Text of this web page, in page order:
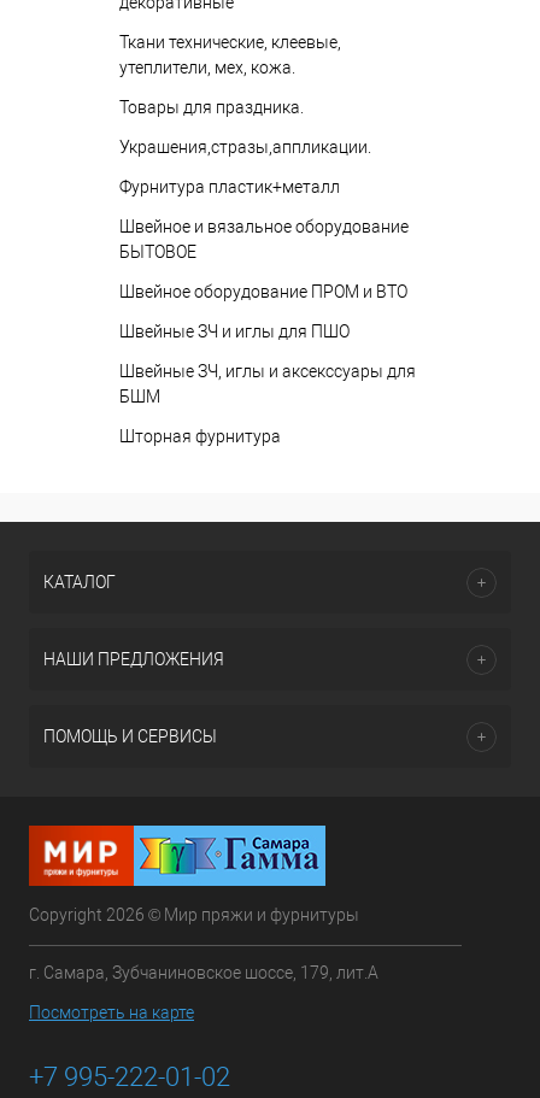
Ткани технические, клеевые,
утеплители, мех, кожа.
Товары для праздника.
Украшения,стразы,аппликации.
Фурнитура пластик+металл
Швейное и вязальное оборудование
БЫТОВОЕ
Швейное оборудование ПРОМ и ВТО
Швейные ЗЧ и иглы для ПШО
Швейные ЗЧ, иглы и аксекссуары для
БШМ
Шторная фурнитура
КАТАЛОГ
НАШИ ПРЕДЛОЖЕНИЯ
ПОМОЩЬ И СЕРВИСЫ
Copyright 2026 © Мир пряжи и фурнитуры
г. Самара, Зубчаниновское шоссе, 179, лит.А
Посмотреть на карте
+7 995-222-01-02